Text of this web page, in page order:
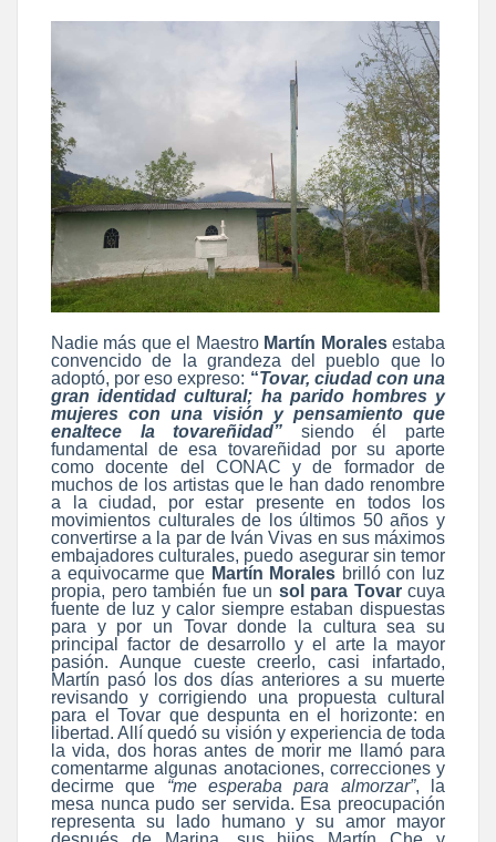
Nadie más que el Maestro Martín Moralesestaba
convencido de la grandeza del pueblo que lo
adoptó, por eso expreso: “Tovar, ciudad con una
gran identidad cultural; ha parido hombres y
mujeres con una visión y pensamiento que
enaltece la tovareñidad” siendo él parte
fundamental de esa tovareñidad por su aporte
como docente del CONAC y de formador de
muchos de los artistas que le han dado renombre
a la ciudad, por estar presente en todos los
movimientos culturales de los últimos 50 años y
convertirse a la par de Iván Vivas en sus máximos
embajadores culturales, puedo asegurar sin temor
a equivocarme que Martín Morales brilló con luz
propia, pero también fue un sol para Tovarcuya
fuente de luz y calor siempre estaban dispuestas
para y por un Tovar donde la cultura sea su
principal factor de desarrollo y el arte la mayor
pasión. Aunque cueste creerlo, casi infartado,
Martín pasó los dos días anteriores a su muerte
revisando y corrigiendo una propuesta cultural
para el Tovar que despunta en el horizonte: en
libertad. Allí quedó su visión y experiencia de toda
la vida, dos horas antes de morir me llamó para
comentarme algunas anotaciones, correcciones y
decirme que “me esperaba para almorzar”, la
mesa nunca pudo ser servida. Esa preocupación
representa su lado humano y su amor mayor